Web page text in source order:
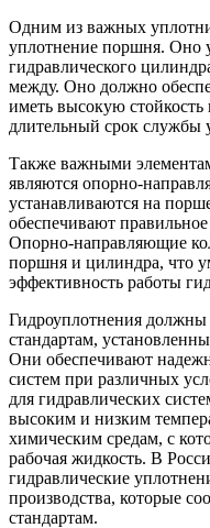
Одним из важных
уплотнение поршня. Оно
гидравлического
между. Оно должно
иметь высокую стойкость
длительный срок службы
Также важными
являются опорно-
устанавливаются на
обеспечивают
Опорно-направляющие
поршня и цилиндра, что
эффективность работы
Гидроуплотнения должны
стандартам,
Они обеспечивают
систем при различных
для гидравлических
высоким и низким
химическим средам, с
рабочая жидкость. В
гидравлические
производства, которые
стандартам.